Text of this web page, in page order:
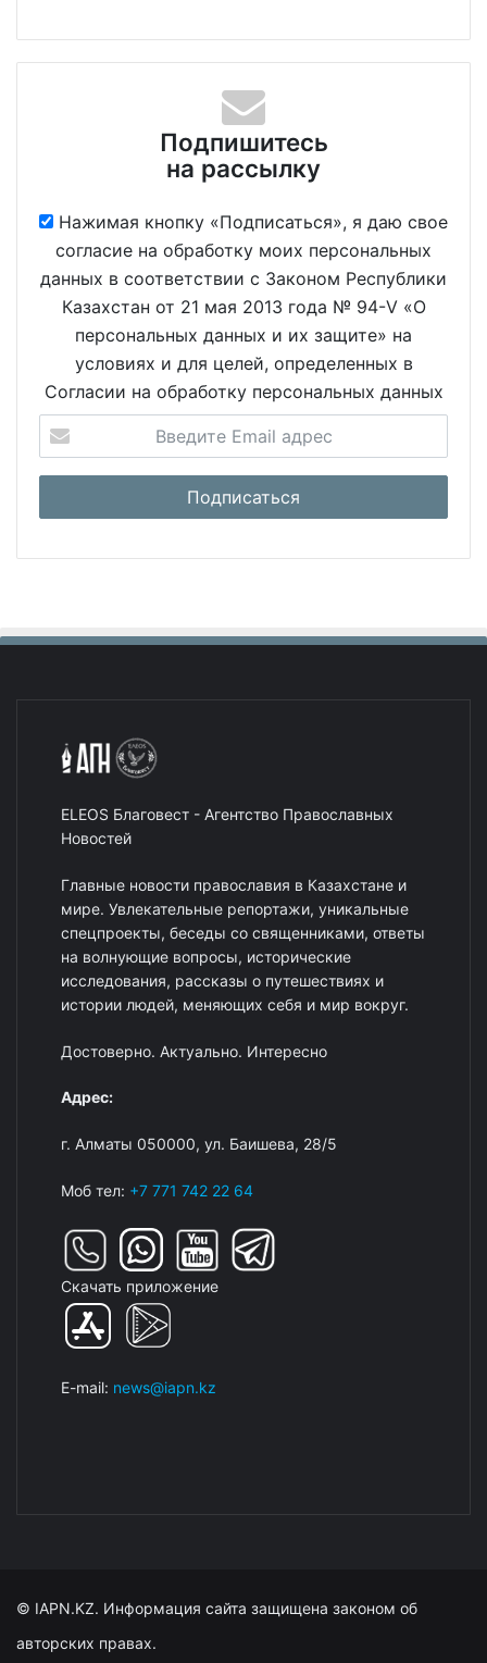
Подпишитесь
на рассылку
Нажимая кнопку «Подписаться», я даю свое
согласие на обработку моих персональных
данных в соответствии с Законом Республики
Казахстан от 21 мая 2013 года № 94-V «О
персональных данных и их защите» на
условиях и для целей, определенных в
Согласии на обработку персональных данных
ELEOS Благовест - Агентство Православных
Новостей
Главные новости православия в Казахстане и
мире. Увлекательные репортажи, уникальные
спецпроекты, беседы со священниками, ответы
на волнующие вопросы, исторические
исследования, рассказы о путешествиях и
истории людей, меняющих себя и мир вокруг.
Достоверно. Актуально. Интересно
Адрес:
г. Алматы 050000, ул. Баишева, 28/5
Моб тел: +7 771 742 22 64
Скачать приложение
E-mail: news@iapn.kz
© IAPN.KZ. Информация сайта защищена законом об
авторских правах.